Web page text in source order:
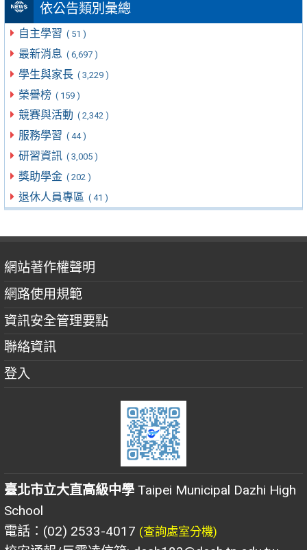
依公告類別彙總
自主學習 ( 51 )
最新消息 ( 6,697 )
學生與家長 ( 3,229 )
榮譽榜 ( 159 )
競賽與活動 ( 2,342 )
服務學習 ( 44 )
研習資訊 ( 3,005 )
獎助學金 ( 202 )
退休人員專區 ( 41 )
網站著作權聲明
網路使用規範
資訊安全管理要點
聯絡資訊
登入
臺北市立大直高級中學 Taipei Municipal Dazhi High
School
電話：(02) 2533-4017 (查詢處室分機)